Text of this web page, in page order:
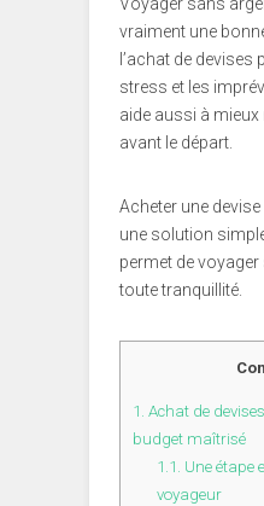
vraiment une
l’achat de devises
stress et les
aide aussi à
avant le départ.
Acheter une
une solution
permet de voyager
toute tranquillité.
1. Achat de
budget maîtrisé
1.1. Une étape
voyageur